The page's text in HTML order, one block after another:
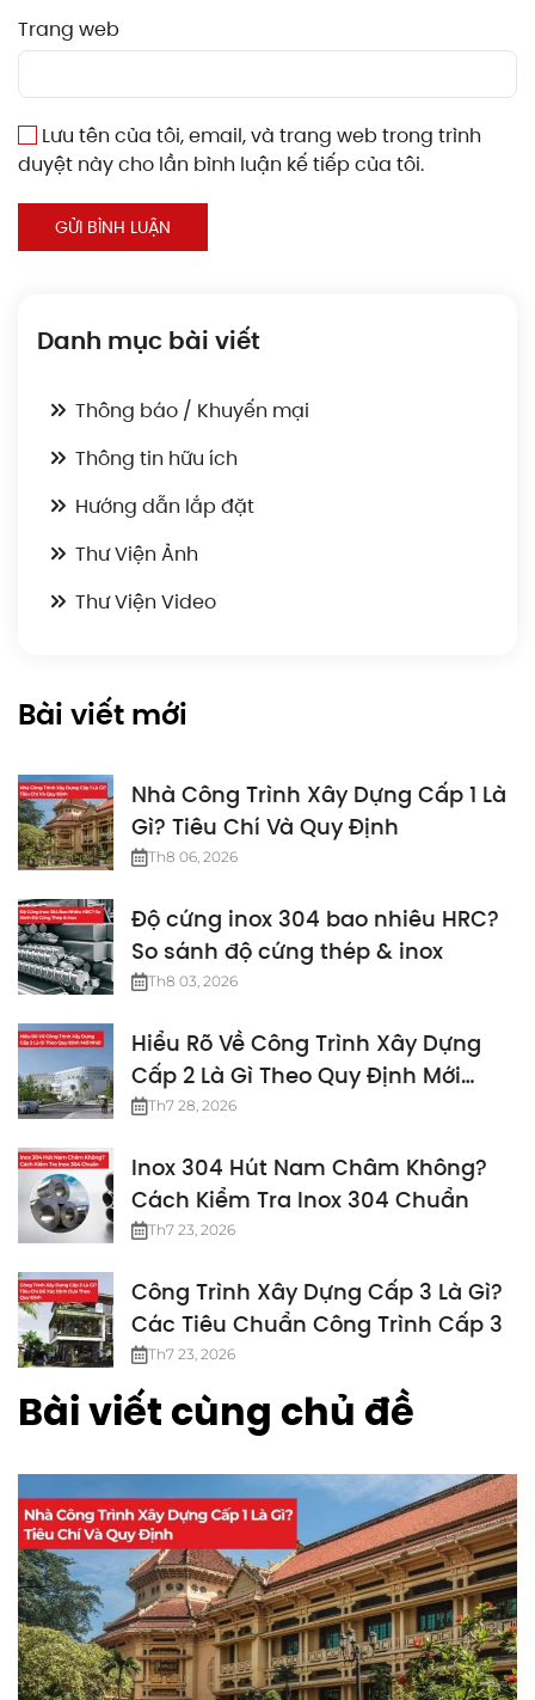
Trang web
Lưu tên của tôi, email, và trang web trong trình
duyệt này cho lần bình luận kế tiếp của tôi.
GỬI BÌNH LUẬN
Danh mục bài viết
Thông báo / Khuyến mại
Thông tin hữu ích
Hướng dẫn lắp đặt
Thư Viện Ảnh
Thư Viện Video
Bài viết mới
Nhà Công Trình Xây Dựng Cấp 1 Là
Gì? Tiêu Chí Và Quy Định
Th8 06, 2026
Độ cứng inox 304 bao nhiêu HRC?
So sánh độ cứng thép & inox
Th8 03, 2026
Hiểu Rõ Về Công Trình Xây Dựng
Cấp 2 Là Gì Theo Quy Định Mới
Nhất
Th7 28, 2026
Inox 304 Hút Nam Châm Không?
Cách Kiểm Tra Inox 304 Chuẩn
Th7 23, 2026
Công Trình Xây Dựng Cấp 3 Là Gì?
Các Tiêu Chuẩn Công Trình Cấp 3
Th7 23, 2026
Bài viết cùng chủ đề